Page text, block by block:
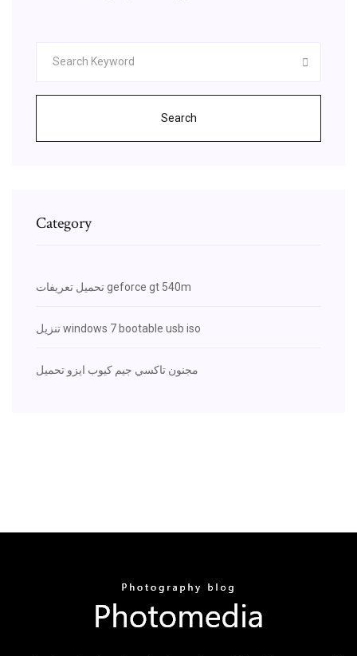
Search
Category
تحميل تعريفات geforce gt 540m
تنزيل windows 7 bootable usb iso
مجنون تاكسي جيم كيوب ايزو تحميل